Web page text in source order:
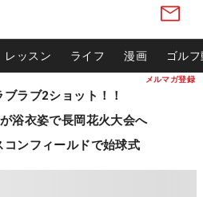
メルマガ登録
レッスン ライフ 漫画 ゴル
ブラブ2ショット！！
浴衣姿で長岡花火大会へ
コンフィールドで始球式